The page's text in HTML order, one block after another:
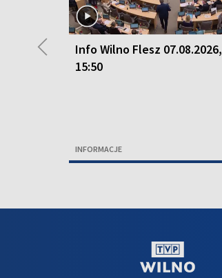
Info Wilno Flesz 07.08.2026,
15:50
INFORMACJE
◀